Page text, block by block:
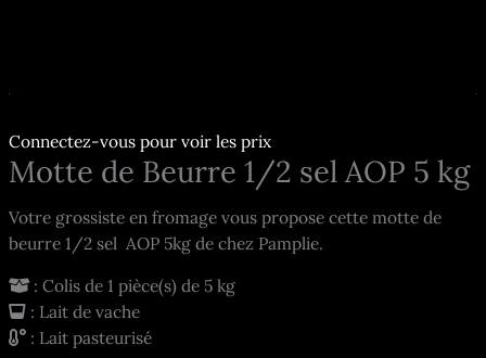
Connectez-vous pour voir les prix
Motte de Beurre 1/2 sel AOP 5 kg
Votre grossiste en fromage vous propose cette motte de
beurre 1/2 sel AOP 5kg de chez Pamplie.
: Colis de 1 pièce(s) de 5 kg
: Lait de vache
: Lait pasteurisé